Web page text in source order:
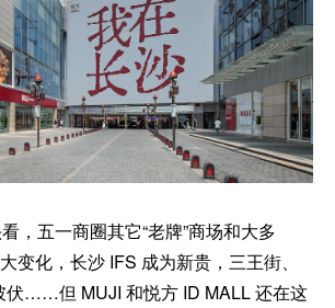
，五一商圈其它“老牌”商场和大多
变化，长沙 IFS 成为新贵，三王街、
伏……但 MUJI 和悦方 ID MALL 还在这